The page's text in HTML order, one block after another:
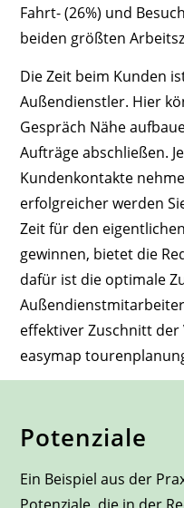
Fahrt- (26%) und
beiden größten
Die Zeit beim Kunden
Außendienstler. Hier
Gespräch Nähe
Aufträge abschließen.
Kundenkontakte
erfolgreicher werden
Zeit für den
gewinnen, bietet die
dafür ist die optimale
effektiver Zuschnitt
easymap
Potenziale
Ein Beispiel aus der